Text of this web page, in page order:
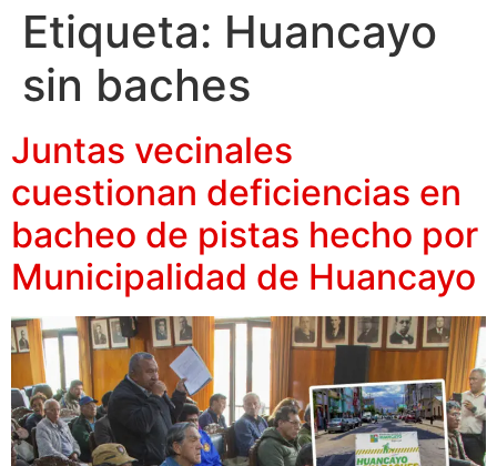
Etiqueta: Huancayo
sin baches
Juntas vecinales
cuestionan deficiencias en
bacheo de pistas hecho por
Municipalidad de Huancayo